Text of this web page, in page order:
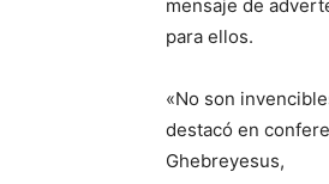
mensaje de
para ellos.
«No son
destacó en
Ghebreyesus,